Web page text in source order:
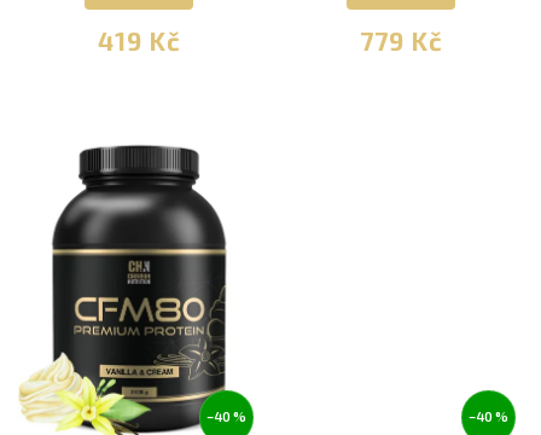
419 Kč 779 Kč
–40 % –40 %